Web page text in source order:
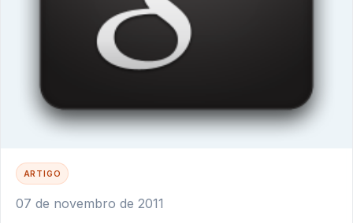
ARTIGO
07 de novembro de 2011